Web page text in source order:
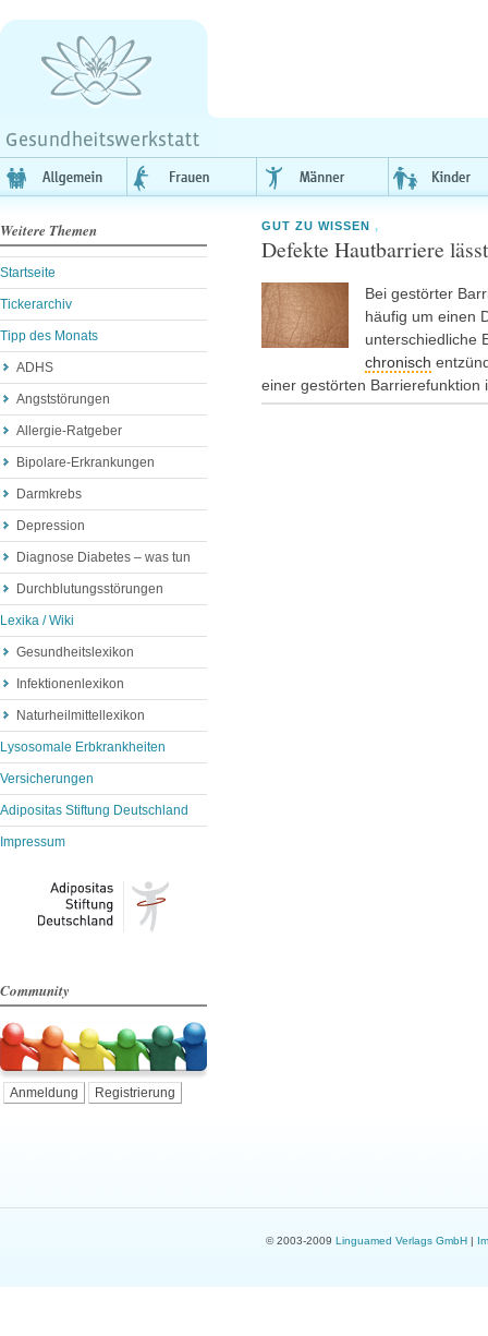
Weitere Themen
Startseite
Tickerarchiv
Tipp des Monats
ADHS
Angststörungen
Allergie-Ratgeber
Bipolare-Erkrankungen
Darmkrebs
Depression
Diagnose Diabetes – was tun
Durchblutungsstörungen
Lexika / Wiki
Gesundheitslexikon
Infektionenlexikon
Naturheilmittellexikon
Lysosomale Erbkrankheiten
Versicherungen
Adipositas Stiftung Deutschland
Impressum
Community
Anmeldung Registrierung
GUT ZU WISSEN ,
Defekte Hautbarriere
Bei gestörter
häufig um einen
unterschiedliche
chronisch
einer gestörten Barrierefunktion
© 2003-2009 Linguamed Verlags GmbH|